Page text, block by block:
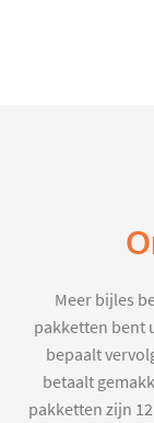
Meer bijles
pakketten bent
bepaalt
betaalt
pakketten zijn